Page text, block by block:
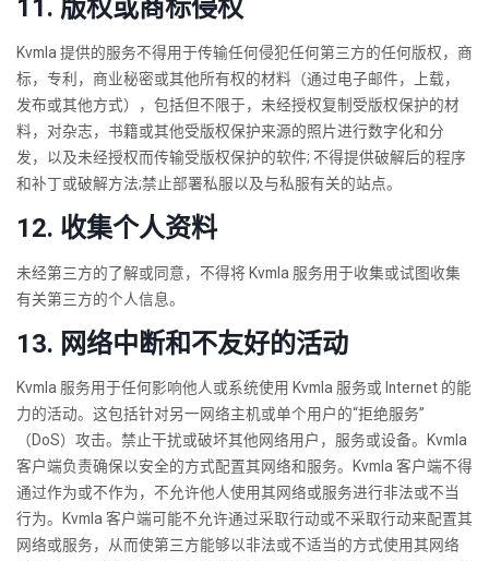
11. 版权或商标侵权
Kvmla 提供的服务不得用于传输任何侵犯任何第三方的任何版权，商
标，专利，商业秘密或其他所有权的材料（通过电子邮件，上载，
发布或其他方式），包括但不限于，未经授权复制受版权保护的材
料，对杂志，书籍或其他受版权保护来源的照片进行数字化和分
发，以及未经授权而传输受版权保护的软件; 不得提供破解后的程序
和补丁或破解方法;禁止部署私服以及与私服有关的站点。
12. 收集个人资料
未经第三方的了解或同意，不得将 Kvmla 服务用于收集或试图收集
有关第三方的个人信息。
13. 网络中断和不友好的活动
Kvmla 服务用于任何影响他人或系统使用 Kvmla 服务或 Internet 的能
力的活动。这包括针对另一网络主机或单个用户的“拒绝服务”
（DoS）攻击。禁止干扰或破坏其他网络用户，服务或设备。Kvmla
客户端负责确保以安全的方式配置其网络和服务。Kvmla 客户端不得
通过作为或不作为，不允许他人使用其网络或服务进行非法或不当
行为。Kvmla 客户端可能不允许通过采取行动或不采取行动来配置其
网络或服务，从而使第三方能够以非法或不适当的方式使用其网络